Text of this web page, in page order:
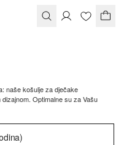
naše košulje za dječake
Optimalne su za Vašu